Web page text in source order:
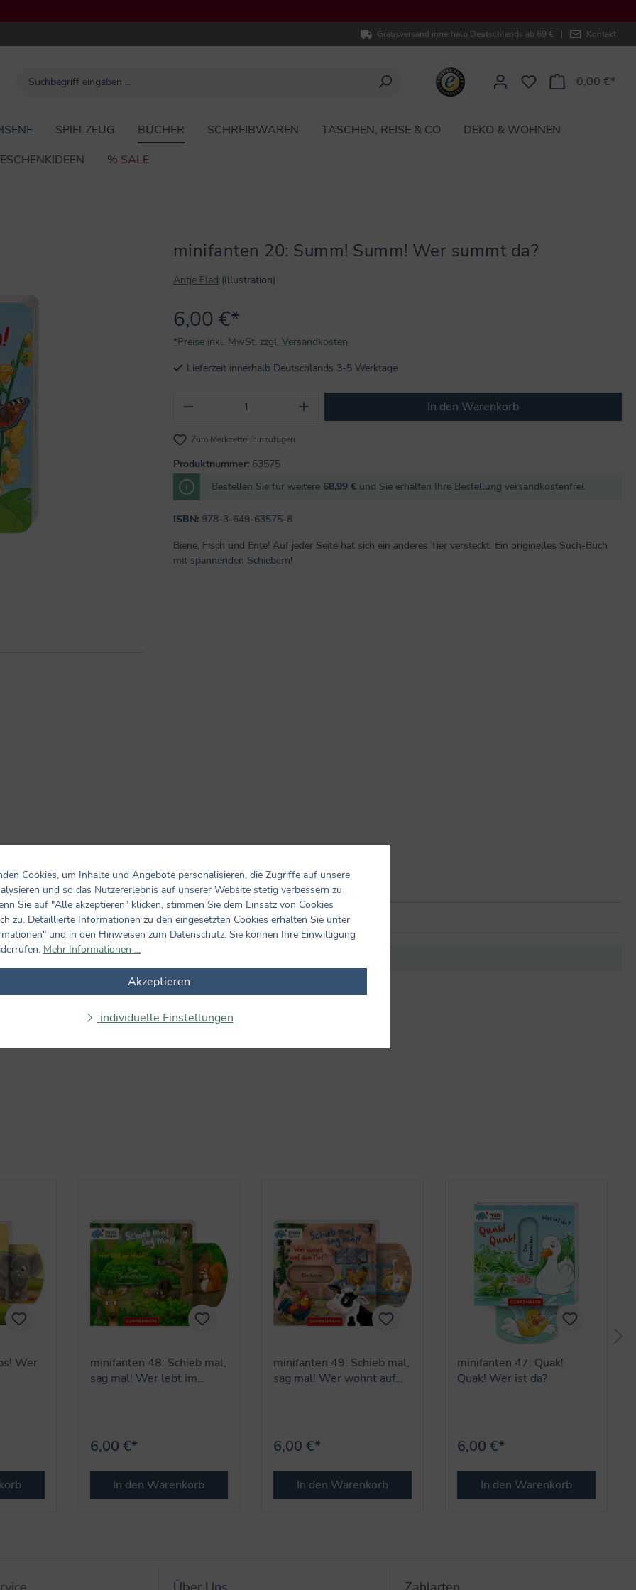
Gratisversand innerhalb Deutschlands ab 69 € | Kontakt
0,00 €*
SPIELZEUG BÜCHER SCHREIBWAREN TASCHEN, REISE & CO
DEKO & WOHNEN
% SALE
minifanten 20: Summ! Summ! Wer summt da?
Antje Flad (Illustration)
6,00 €*
*Preise inkl. MwSt. zzgl. Versandkosten
Lieferzeit innerhalb Deutschlands 3-5 Werktage
Produkt Anzahl: Gib den gewünschten Wert ein oder
In den Warenkorb
Zum Merkzettel hinzufügen
Produktnummer: 63575
Bestellen Sie für weitere 68,99 € und Sie erhalten Ihre Bestellung versandkostenfrei.
ISBN: 978-3-649-63575-8
Biene, Fisch und Ente! Auf jeder Seite hat sich ein anderes Tier versteckt. Ein originelles Such-Buch
mit spannenden Schiebern!
Bewertungen nur in der aktuellen Sprache anzeigen.
Keine Bewertungen gefunden. Teilen Sie Ihre Erfahrungen mit anderen.
Wer
minifanten 48: Schieb mal,
sag mal! Wer lebt im
6,00 €*
In den Warenkorb
minifanten 49: Schieb mal,
sag mal! Wer wohnt auf
6,00 €*
In den Warenkorb
minifanten 47: Quak!
Quak! Wer ist da?
6,00 €*
In den Warenkorb
Cookies, um Inhalte und Angebote personalisieren, die Zugriffe auf unsere
und so das Nutzererlebnis auf unserer Website stetig verbessern zu
Sie auf "Alle akzeptieren" klicken, stimmen Sie dem Einsatz von Cookies
zu. Detaillierte Informationen zu den eingesetzten Cookies erhalten Sie unter
und in den Hinweisen zum Datenschutz. Sie können Ihre Einwilligung
Mehr Informationen ...
Akzeptieren
individuelle Einstellungen